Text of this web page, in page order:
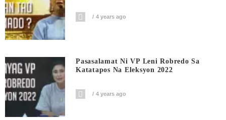
4 years ago
Pasasalamat Ni VP Leni Robredo Sa
Katatapos Na Eleksyon 2022
4 years ago